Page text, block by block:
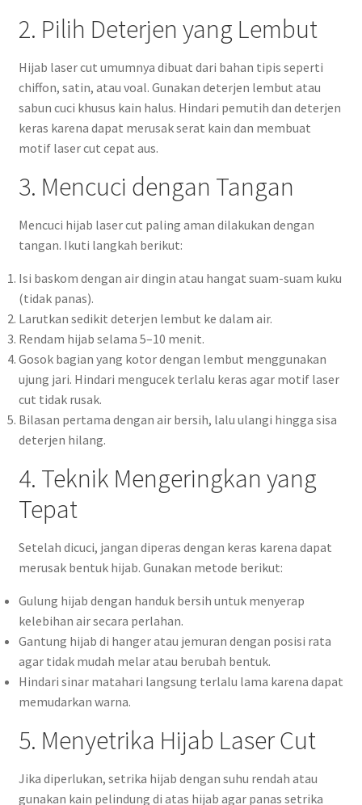
2. Pilih Deterjen yang Lembut
Hijab laser cut umumnya dibuat dari bahan tipis seperti
chiffon, satin, atau voal. Gunakan deterjen lembut atau
sabun cuci khusus kain halus. Hindari pemutih dan deterjen
keras karena dapat merusak serat kain dan membuat
motif laser cut cepat aus.
3. Mencuci dengan Tangan
Mencuci hijab laser cut paling aman dilakukan dengan
tangan. Ikuti langkah berikut:
Isi baskom dengan air dingin atau hangat suam-suam kuku
(tidak panas).
Larutkan sedikit deterjen lembut ke dalam air.
Rendam hijab selama 5–10 menit.
Gosok bagian yang kotor dengan lembut menggunakan
ujung jari. Hindari mengucek terlalu keras agar motif laser
cut tidak rusak.
Bilasan pertama dengan air bersih, lalu ulangi hingga sisa
deterjen hilang.
4. Teknik Mengeringkan yang
Tepat
Setelah dicuci, jangan diperas dengan keras karena dapat
merusak bentuk hijab. Gunakan metode berikut:
Gulung hijab dengan handuk bersih untuk menyerap
kelebihan air secara perlahan.
Gantung hijab di hanger atau jemuran dengan posisi rata
agar tidak mudah melar atau berubah bentuk.
Hindari sinar matahari langsung terlalu lama karena dapat
memudarkan warna.
5. Menyetrika Hijab Laser Cut
Jika diperlukan, setrika hijab dengan suhu rendah atau
gunakan kain pelindung di atas hijab agar panas setrika